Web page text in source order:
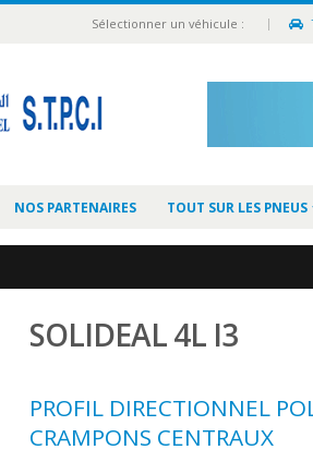
Sélectionner un véhicule : |
NOS PARTENAIRES TOUT SUR LES PNEUS
SOLIDEAL 4L I3
PROFIL DIRECTIONNEL
CRAMPONS CENTRAUX